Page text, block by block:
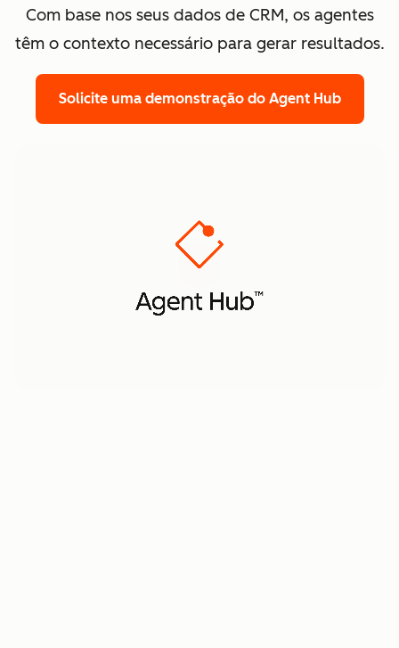
Com base nos seus dados de CRM, os agentes
têm o contexto necessário para gerar resultados.
Solicite uma demonstração do Agent Hub